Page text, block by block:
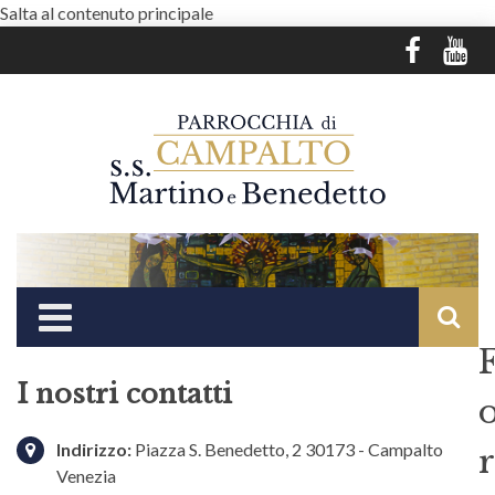
Salta al contenuto principale
r
I nostri contatti
Indirizzo: Piazza S. Benedetto, 2 30173 - Campalto
Venezia